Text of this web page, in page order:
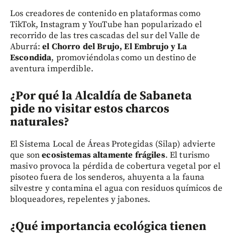
Los creadores de contenido en plataformas como
TikTok, Instagram y YouTube han popularizado el
recorrido de las tres cascadas del sur del Valle de
Aburrá:el Chorro del Brujo, El Embrujo y La
Escondida, promoviéndolas como un destino de
aventura imperdible.
¿Por qué la Alcaldía de Sabaneta
pide no visitar estos charcos
naturales?
El Sistema Local de Áreas Protegidas (Silap) advierte
que sonecosistemas altamente frágiles. El turismo
masivo provoca la pérdida de cobertura vegetal por el
pisoteo fuera de los senderos, ahuyenta a la fauna
silvestre y contamina el agua con residuos químicos de
bloqueadores, repelentes y jabones.
¿Qué importancia ecológica tienen